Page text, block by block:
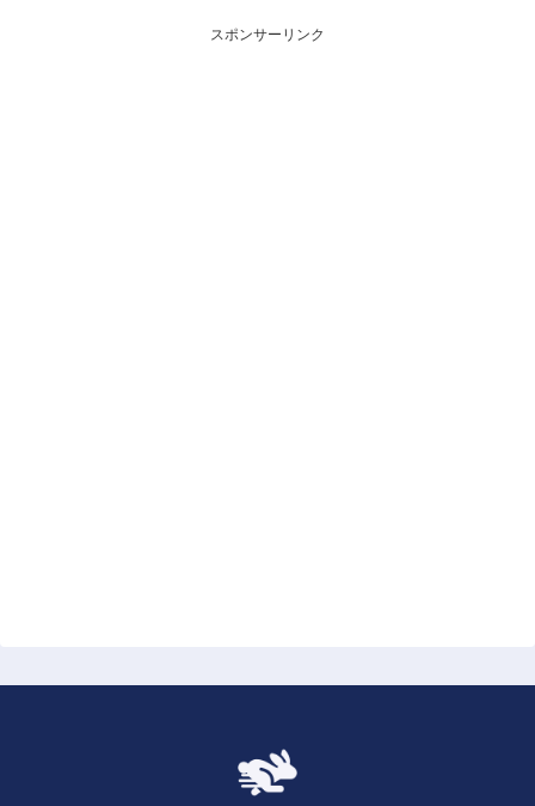
喚起・申込停止)など、空売り関
連情報を集計し、図解でわかり
喚起・申込停止)など、空売り関
連情報を集計し、図解でわかり
スポンサーリンク